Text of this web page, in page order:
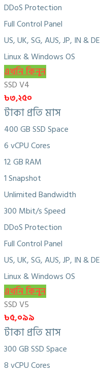
DDoS Protection
Full Control Panel
US, UK, SG, AUS, JP, IN & DE
Linux & Windows OS
এখনি কিনুন
SSD V4
৳৩,২৫০
টাকা প্রতি মাস
400 GB SSD Space
6 vCPU Cores
12 GB RAM
1 Snapshot
Unlimited Bandwidth
300 Mbit/s Speed
DDoS Protection
Full Control Panel
US, UK, SG, AUS, JP, IN & DE
Linux & Windows OS
এখনি কিনুন
SSD V5
৳৫,০৯৯
টাকা প্রতি মাস
300 GB SSD Space
8 vCPU Cores